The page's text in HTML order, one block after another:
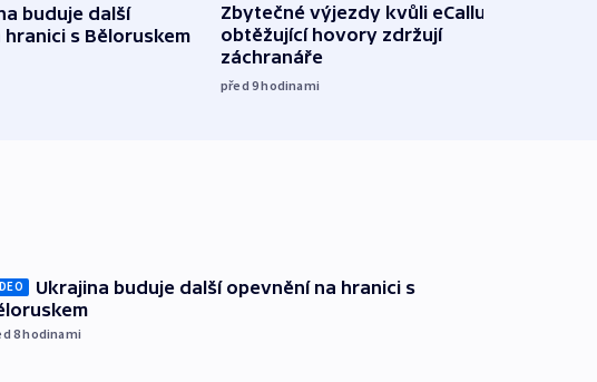
buduje další
hranici s Běloruskem
Zbytečné výjezdy kvůli eCallu a
obtěžující hovory zdržují
záchranáře
před 9hodinami
Ukrajina buduje další opevnění na hranici s
8hodinami